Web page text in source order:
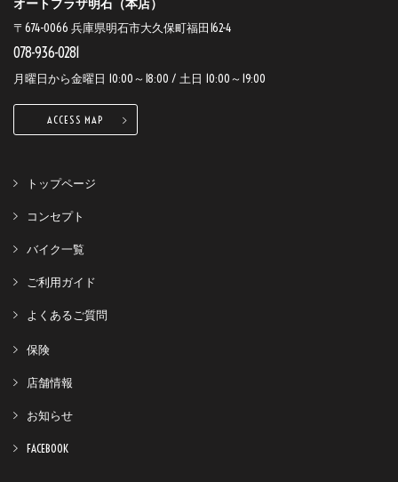
オートプラザ明石（本店）
〒674-0066 兵庫県明石市大久保町福田162-4
078-936-0281
月曜日から金曜日 10:00～18:00 / 土日 10:00～19:00
ACCESS MAP
トップページ
コンセプト
バイク一覧
ご利用ガイド
よくあるご質問
保険
店舗情報
お知らせ
FACEBOOK